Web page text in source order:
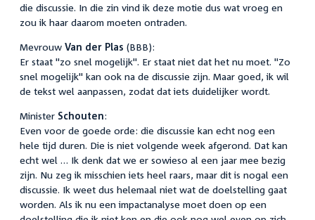
die discussie. In die zin vind ik deze motie dus wat vroeg en
zou ik haar daarom moeten ontraden.
Mevrouw Van der Plas (BBB):
Er staat "zo snel mogelijk". Er staat niet dat het nu moet. "Zo
snel mogelijk" kan ook na de discussie zijn. Maar goed, ik wil
de tekst wel aanpassen, zodat dat iets duidelijker wordt.
Minister Schouten:
Even voor de goede orde: die discussie kan echt nog een
hele tijd duren. Die is niet volgende week afgerond. Dat kan
echt wel … Ik denk dat we er sowieso al een jaar mee bezig
zijn. Nu zeg ik misschien iets heel raars, maar dit is nogal een
discussie. Ik weet dus helemaal niet wat de doelstelling gaat
worden. Als ik nu een impactanalyse moet doen op een